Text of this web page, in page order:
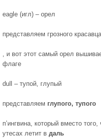
eagle (игл) – орел
представляем грозного
, и вот этот самый орел
флаге
dull – тупой, глупый
представляем глупого, тупого
п’ингвина, который вместо
утесах летит в даль